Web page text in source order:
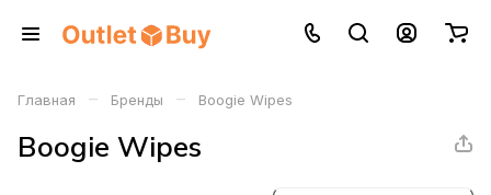
Главная – Бренды – Boogie Wipes
Boogie Wipes